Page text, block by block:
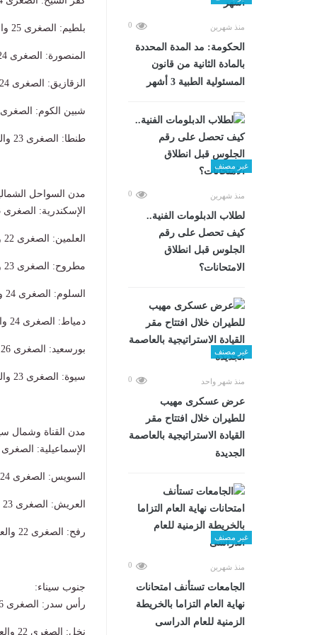
منذ شهرين 0
الحكومة: مد المدة المحددة
بالمادة الثانية من قانون
المسئولية الطبية 3 أشهر
غير مصنف
منذ شهرين 0
لطلاب الدبلومات الفنية..
كيف تحصل على رقم
الجلوس قبل انطلاق
الامتحانات؟
غير مصنف
منذ شهر واحد 0
عرض عسكرى مهيب
للطيران خلال افتتاح مقر
القيادة الاستراتيجية بالعاصمة
الجديدة
غير مصنف
منذ شهرين 0
الجامعات تستأنف امتحانات
نهاية العام التزاما بالخريطة
الزمنية للعام الدراسى
​بلطيم: الصغرى 25 والعظمى 32.
​المنصورة: الصغرى 24 والعظمى 34.
​الزقازيق: الصغرى 24 والعظمى 35.
​شبين الكوم: الصغرى 23 والعظمى
​طنطا: الصغرى 23 والعظمى 34.
​مدن السواحل
​الإسكندرية: الصغرى 23 والعظمى 32.
​العلمين: الصغرى 22 والعظمى 30.
​مطروح: الصغرى 23 والعظمى 29.
​السلوم: الصغرى 24 والعظمى 30.
​دمياط: الصغرى 24 والعظمى 32.
​بورسعيد: الصغرى 26 والعظمى 33.
​سيوة: الصغرى 23 والعظمى 37.
​مدن القناة وشمال
​الإسماعيلية: الصغرى 23 والعظمى
​السويس: الصغرى 24 والعظمى 35.
​العريش: الصغرى 23 والعظمى 32.
​رفح: الصغرى 22 والعظمى 31.
​جنوب سيناء:
​رأس سدر: الصغرى 26 والعظمى 36.
​نخل: الصغرى 22 والعظمى 36.